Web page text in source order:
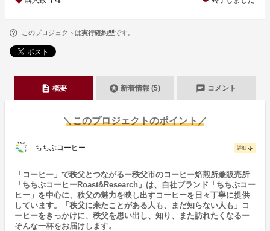
このプロジェクトは実行確約型です。
description 概要 stars 新着情報 (5) chat コメント
＼このプロジェクトのポイント／
ちちぶコーヒー 詳細 arrow_downward
「コーヒー」で秩父とつながるー秩父市のコーヒー焙煎所兼販売所
「ちちぶコーヒーRoast&Research」は、自社ブランド「ちちぶコー
ヒー」を中心に、秩父の魅力を映し出すコーヒーを日々丁寧に提供
しています。「秩父に来たことがある人も、まだ知らない人も」コ
ーヒーをきっかけに、秩父を思い出し、知り、また訪れたくなるー
そんな一杯をお届けします。